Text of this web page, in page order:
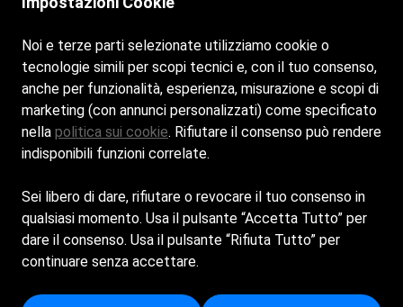
BAIANITA MORE THAN BEACH
17026 Noli SV
019 22 12 040
Se non rispondiamo scrivici un WhatsApp
Noi e terze parti selezionate utilizziamo cookie o
tecnologie simili per scopi tecnici e, con il tuo consenso,
anche per funzionalità, esperienza, misurazione e scopi di
marketing (con annunci personalizzati) come specificato
nella politica sui cookie. Rifiutare il consenso può rendere
indisponibili funzioni correlate.
Sei libero di dare, rifiutare o revocare il tuo consenso in
qualsiasi momento. Usa il pulsante “Accetta Tutto” per
dare il consenso. Usa il pulsante “Rifiuta Tutto” per
continuare senza accettare.